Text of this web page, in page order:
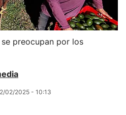
preocupan por los
02/2025 - 10:13